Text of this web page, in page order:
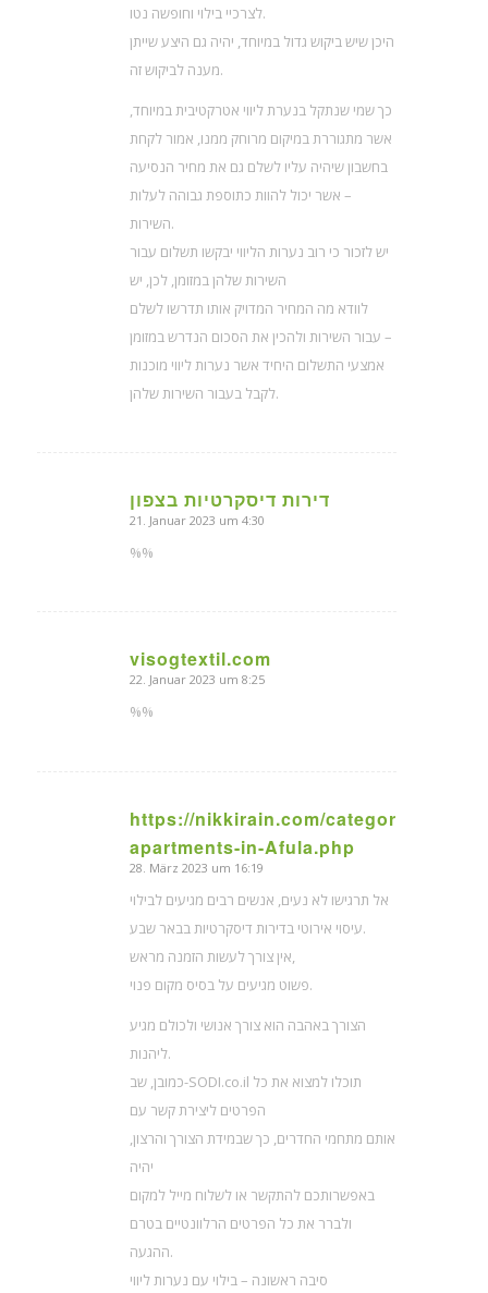
לצרכיי בילוי וחופשה נטו.
היכן שיש ביקוש גדול במיוחד, יהיה גם היצע שייתן
מענה לביקוש זה.
כך שמי שנתקל בנערת ליווי אטרקטיבית במיוחד,
אשר מתגוררת במיקום מרוחק ממנו, אמור לקחת
בחשבון שיהיה עליו לשלם גם את מחיר הנסיעה
– אשר יכול להוות כתוספת גבוהה לעלות
השירות.
יש לזכור כי רוב נערות הליווי יבקשו תשלום עבור
השירות שלהן במזומן, לכן, יש
לוודא מה המחיר המדויק אותו תדרשו לשלם
עבור השירות ולהכין את הסכום הנדרש במזומן –
אמצעי התשלום היחיד אשר נערות ליווי מוכנות
לקבל בעבור השירות שלהן.
דירות דיסקרטיות בצפון
sagte:
21. Januar 2023 um 4:30
%%
visogtextil.com
sagte:
22. Januar 2023 um 8:25
%%
https://nikkirain.com/categors/
apartments-in-Afula.php
sagte:
28. März 2023 um 16:19
אל תרגישו לא נעים, אנשים רבים מגיעים לבילוי
עיסוי אירוטי בדירות דיסקרטיות בבאר שבע.
פשוט מגיעים על בסיס מקום פנוי.
הצורך באהבה הוא צורך אנושי ולכולם מגיע
ליהנות.
כמובן, שב-SODI.co.il תוכלו למצוא את כל
הפרטים ליצירת קשר עם
אותם מתחמי החדרים, כך שבמידת הצורך והרצון,
יהיה
באפשרותכם להתקשר או לשלוח מייל למקום
ולברר את כל הפרטים הרלוונטיים בטרם
ההגעה.
סיבה ראשונה – בילוי עם נערות ליווי